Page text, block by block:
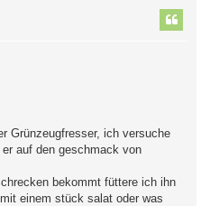
Grünzeugfresser, ich versuche
auf den geschmack von
bekommt füttere ich ihn
einem stück salat oder was